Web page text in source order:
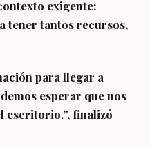
exigente:
tener tantos recursos,
para llegar a
esperar que nos
escritorio.”, finalizó